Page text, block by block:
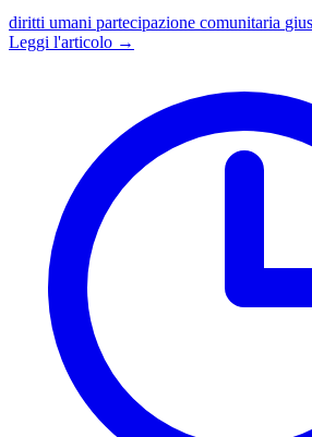
diritti umani partecipazione comunitaria
Leggi l'articolo →